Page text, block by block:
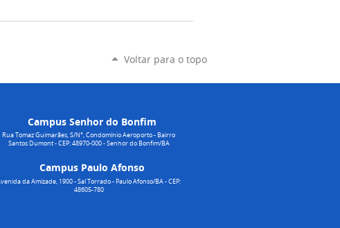
Voltar para o topo
Campus Senhor do Bonfim
Rua Tomaz Guimarães, S/N°, Condomínio Aeroporto - Bairro
Santos Dumont - CEP: 48970-000 - Senhor do Bonfim/BA
Campus Paulo Afonso
da Amizade, 1900 - Sal Torrado - Paulo Afonso/BA - CEP:
48605-780